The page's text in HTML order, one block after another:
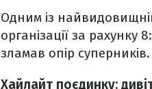
Одним із
організації за
зламав опір суперників.
Хайлайт поєдинку: